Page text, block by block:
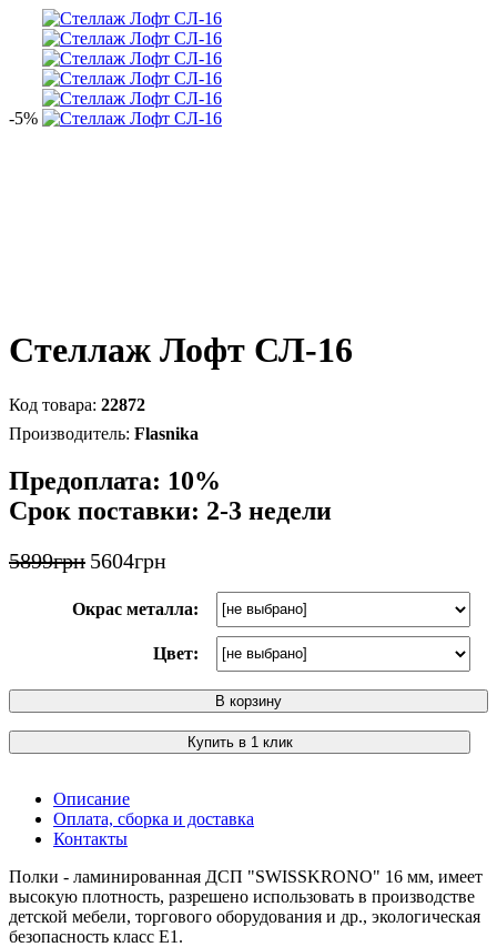
-5%
Стеллаж Лофт СЛ-16
22872
Flasnika
Предоплата: 10%
Срок поставки: 2-3 недели
5899грн 5604грн
Окрас металла:
Цвет:
В корзину
Купить в 1 клик
Описание
Оплата, сборка и доставка
Контакты
Полки - ламинированная ДСП "SWISSKRONO" 16 мм, имеет
высокую плотность, разрешено использовать в производстве
детской мебели, торгового оборудования и др., экологическая
безопасность класс Е1.